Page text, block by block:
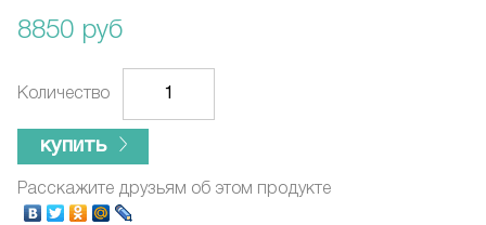
8850 руб
Количество
купить
Расскажите друзьям об этом продукте